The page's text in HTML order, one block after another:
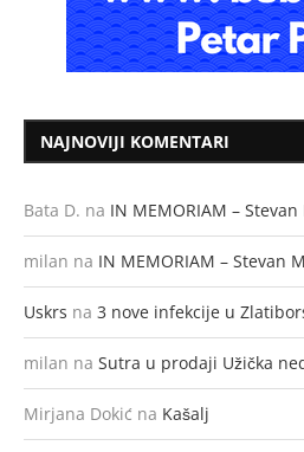
NAJNOVIJI KOMENTARI
Bata D. na IN MEMORIAM –
milan na IN MEMORIAM – Stevan
Uskrs na 3 nove infekcije u
milan na Sutra u prodaji Užička
Mirjana Dokić na Kašalj